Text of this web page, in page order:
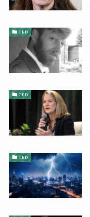
CBD
CBD
CBD